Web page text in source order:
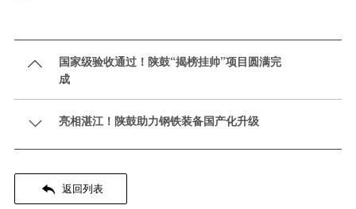

国家级验收通过！陕鼓“揭榜挂帅”项目圆满完
成
 亮相湛江！陕鼓助力钢铁装备国产化升级
 返回列表